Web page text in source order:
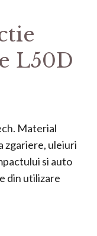
L50D
Material
zgariere, uleiuri
si auto
din utilizare